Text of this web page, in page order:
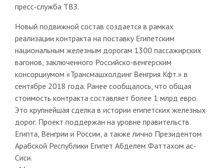
пресс-служба ТВЗ.
Новый подвижной состав создается в рамках
реализации контракта на поставку Египетским
национальным железным дорогам 1300 пассажирских
вагонов, заключенного Российско-венгерским
консорциумом «Трансмашхолдинг Венгрия Кфт.» в
сентябре 2018 года. Ранее сообщалось, что общая
стоимость контракта составляет более 1 млрд евро.
Это крупнейшая сделка в истории египетских железных
дорог. Проект поддержан на уровне правительств
Египта, Венгрии и России, а также лично Президентом
Арабской Республики Египет Абделем Фаттахом ас-
Сиси.